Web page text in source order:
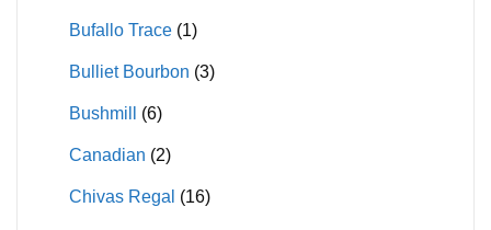
Bufallo Trace (1)
Bulliet Bourbon (3)
Bushmill (6)
Canadian (2)
Chivas Regal (16)